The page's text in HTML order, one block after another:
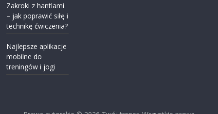
Zakroki z hantlami
– jak poprawić siłę i
technikę ćwiczenia?
Najlepsze aplikacje
mobilne do
treningów i jogi